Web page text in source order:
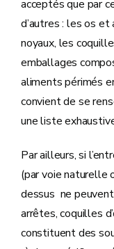
acceptés que par
d’autres : les os
noyaux, les
emballages
aliments périmés
convient de se
une liste
Par ailleurs, si
(par voie naturelle
dessus ne
arrêtes, coquilles
constituent des